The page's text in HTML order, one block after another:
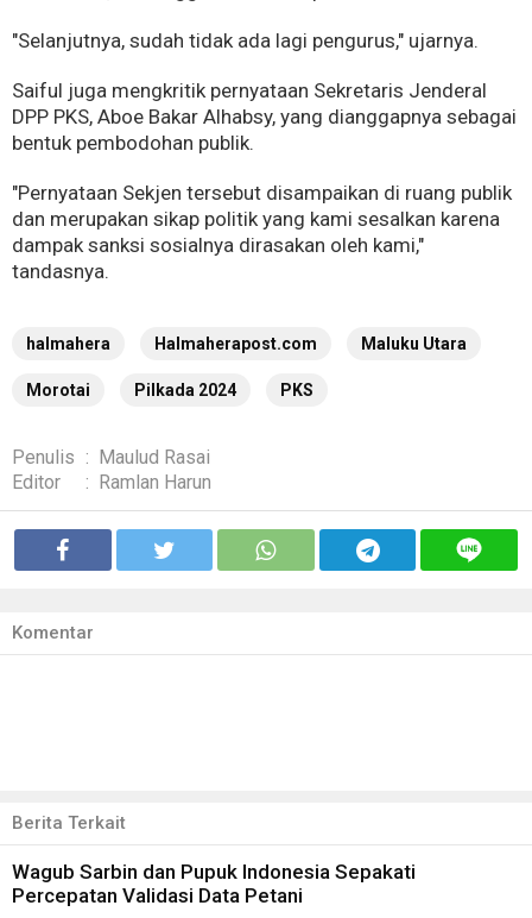
"Selanjutnya, sudah tidak ada lagi pengurus," ujarnya.
Saiful juga mengkritik pernyataan Sekretaris Jenderal
DPP PKS, Aboe Bakar Alhabsy, yang dianggapnya sebagai
bentuk pembodohan publik.
"Pernyataan Sekjen tersebut disampaikan di ruang publik
dan merupakan sikap politik yang kami sesalkan karena
dampak sanksi sosialnya dirasakan oleh kami,"
tandasnya.
halmahera Halmaherapost.com Maluku Utara
Morotai Pilkada 2024 PKS
Penulis :
Maulud Rasai
Editor
: Ramlan Harun
Komentar
Berita Terkait
Wagub Sarbin dan Pupuk Indonesia Sepakati
Percepatan Validasi Data Petani